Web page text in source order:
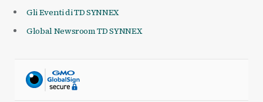
Gli Eventi di TD SYNNEX
Global Newsroom TD SYNNEX